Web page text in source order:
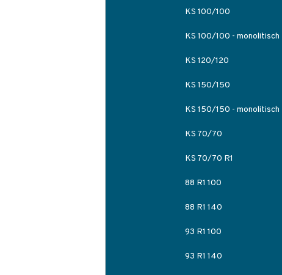
KS 100/100
KS 100/100 - monolitisch
KS 120/120
KS 150/150
KS 150/150 - monolitisch
KS 70/70
KS 70/70 R1
88 R1 100
88 R1 140
93 R1 100
93 R1 140